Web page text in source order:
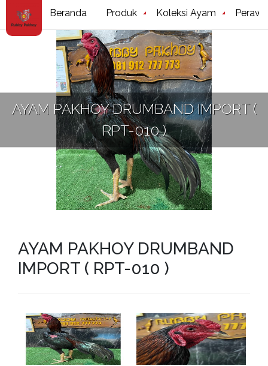
Beranda Produk Koleksi Ayam
AYAM PAKHOY DRUMBAND IMPORT (
RPT-010 )
AYAM PAKHOY DRUMBAND
IMPORT ( RPT-010 )